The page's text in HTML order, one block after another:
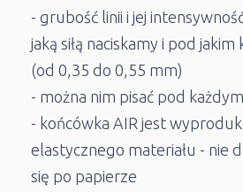
- grubość linii i jej
jaką siłą naciskamy i pod
(od 0,35 do 0,55 mm)
- można nim pisać pod
- końcówka AIR jest
elastycznego materiału - nie
się po papierze